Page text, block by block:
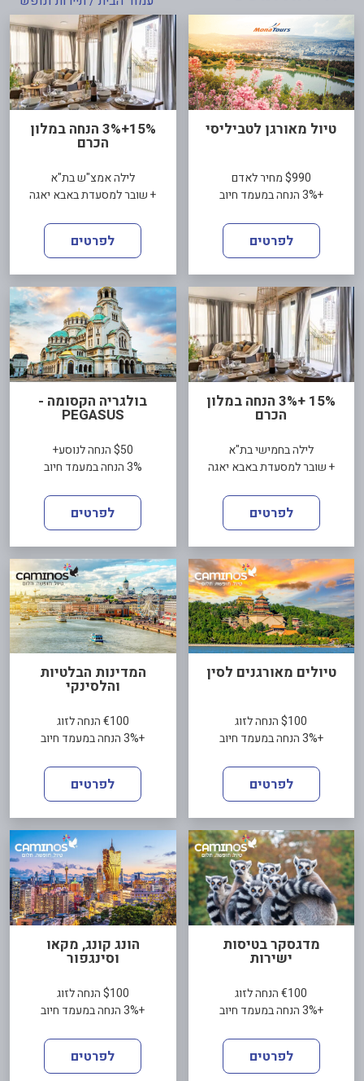
טיול מאורגן לטביליסי
$990 מחיר לאדם
+3% הנחה במעמד חיוב
לפרטים
15%+3% הנחה במלון
הכרם
לילה אמצ"ש בת"א
+ שובר למסעדת באבא יאגה
לפרטים
15% +3% הנחה במלון
הכרם
לילה בחמישי בת"א
+ שובר למסעדת באבא יאגה
לפרטים
בולגריה הקסומה -
PEGASUS
$50 הנחה לנוסע+
3% הנחה במעמד חיוב
לפרטים
טיולים מאורגנים לסין
$100 הנחה לזוג
+3% הנחה במעמד חיוב
לפרטים
המדינות הבלטיות
והלסינקי
€100 הנחה לזוג
+3% הנחה במעמד חיוב
לפרטים
מדגסקר בטיסות
ישירות
€100 הנחה לזוג
+3% הנחה במעמד חיוב
לפרטים
הונג קונג, מקאו
וסינגפור
$100 הנחה לזוג
+3% הנחה במעמד חיוב
לפרטים